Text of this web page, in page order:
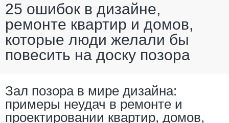
25 ошибок в дизайне,
ремонте квартир и домов,
которые люди желали бы
повесить на доску позора
Зал позора в мире дизайна:
примеры неудач в ремонте и
проектировании квартир, домов,